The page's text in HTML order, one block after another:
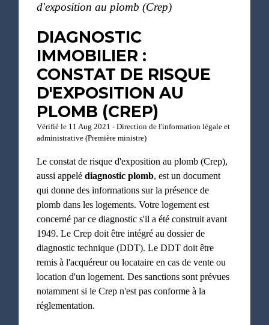
d'exposition au plomb (Crep)
DIAGNOSTIC
IMMOBILIER :
CONSTAT DE RISQUE
D'EXPOSITION AU
PLOMB (CREP)
Vérifié le 11 Aug 2021 - Direction de l'information légale et
administrative (Première ministre)
Le constat de risque d'exposition au plomb (Crep),
aussi appelédiagnostic plomb, est un document
qui donne des informations sur la présence de
plomb dans les logements. Votre logement est
concerné par ce diagnostic s'il a été construit avant
1949. Le Crep doit être intégré au dossier de
diagnostic technique (DDT). Le DDT doit être
remis à l'acquéreur ou locataire en cas de vente ou
location d'un logement. Des sanctions sont prévues
notamment si le Crep n'est pas conforme à la
réglementation.